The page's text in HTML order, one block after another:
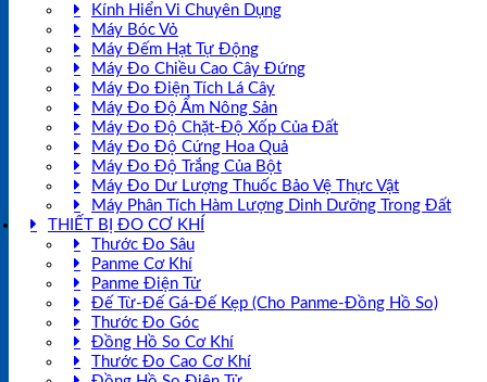
Kính Hiển Vi Chuyên Dụng
Máy Bóc Vỏ
Máy Đếm Hạt Tự Động
Máy Đo Chiều Cao Cây Đứng
Máy Đo Điện Tích Lá Cây
Máy Đo Độ Ẩm Nông Sản
Máy Đo Độ Chặt-Độ Xốp Của Đất
Máy Đo Độ Cứng Hoa Quả
Máy Đo Độ Trắng Của Bột
Máy Đo Dư Lượng Thuốc Bảo Vệ Thực Vật
Máy Phân Tích Hàm Lượng Dinh Dưỡng Trong Đất
THIẾT BỊ ĐO CƠ KHÍ
Thước Đo Sâu
Panme Cơ Khí
Panme Điện Tử
Đế Từ-Đế Gá-Đế Kẹp (Cho Panme-Đồng Hồ So)
Thước Đo Góc
Đồng Hồ So Cơ Khí
Thước Đo Cao Cơ Khí